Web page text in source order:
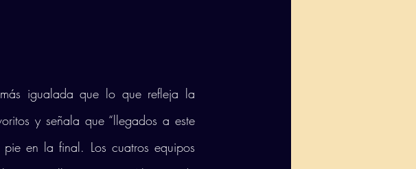
igualada que lo que refleja la
y señala que “llegados a este
en la final. Los cuatros equipos